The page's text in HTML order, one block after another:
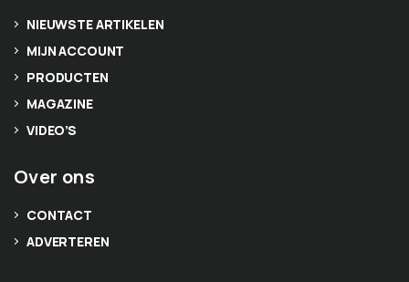
NIEUWSTE ARTIKELEN
MIJN ACCOUNT
PRODUCTEN
MAGAZINE
VIDEO’S
Over ons
CONTACT
ADVERTEREN